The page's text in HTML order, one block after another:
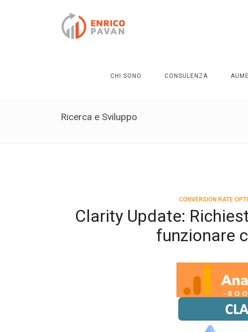
CHI SONO CONSULENZA
Ricerca e Sviluppo
CONVERSION RATE
Clarity Update:
funzionare